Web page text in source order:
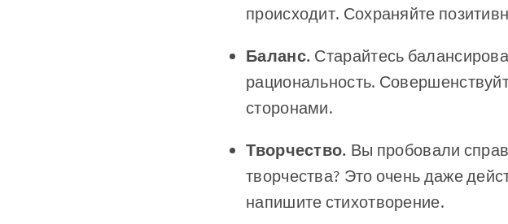
происходит. Сохраняйте
Баланс. Старайтесь
рациональность.
сторонами.
️Творчество. Вы пробовали
творчества? Это очень даже
напишите стихотворение.